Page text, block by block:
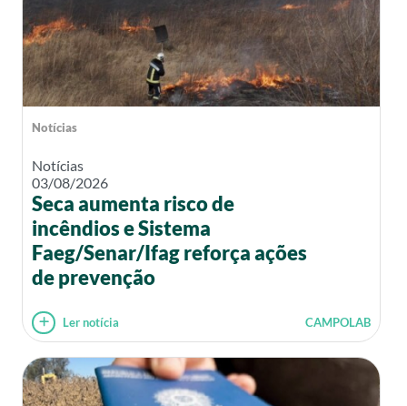
Notícias
Notícias
03/08/2026
Seca aumenta risco de
incêndios e Sistema
Faeg/Senar/Ifag reforça ações
de prevenção
Ler notícia CAMPOLAB